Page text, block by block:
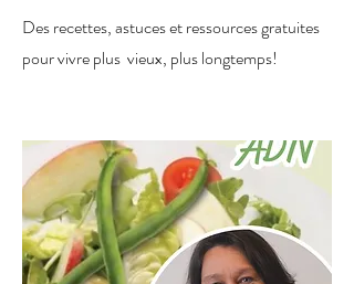
Des recettes, astuces et ressources gratuites
pour vivre plus vieux, plus longtemps!